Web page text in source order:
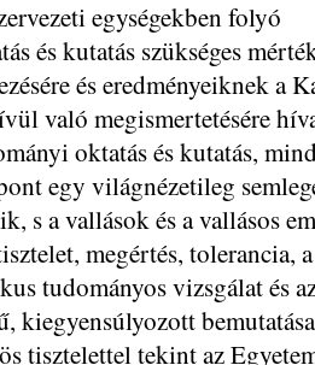
egységekben folyó
és kutatás szükséges
és eredményeiknek a
való megismertetésére
oktatás és kutatás,
egy világnézetileg
s a vallások és a vallásos
megértés, tolerancia, a
tudományos vizsgálat és
kiegyensúlyozott
tisztelettel tekint az